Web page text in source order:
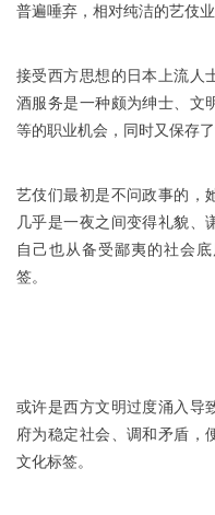
普遍唾弃，相对纯洁的艺伎业
接受西方思想的日本上流人
酒服务是一种颇为绅士、文
等的职业机会，同时又保存
艺伎们最初是不问政事的，
几乎是一夜之间变得礼貌、
自己也从备受鄙夷的社会
签。
或许是西方文明过度涌入导
府为稳定社会、调和矛盾，
文化标签。